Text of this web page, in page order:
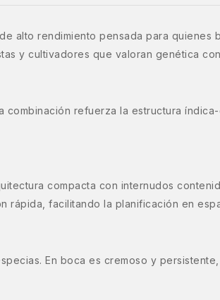
alto rendimiento pensada para quienes
y cultivadores que valoran genética
combinación refuerza la estructura
compacta con internudos
rápida, facilitando la planificación en
En boca es cremoso y